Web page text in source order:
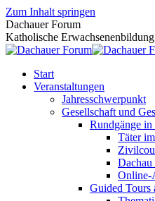
Zum Inhalt springen
Dachauer Forum
Katholische
Start
Veranstaltungen
Jahresschwerpunkt
Gesellschaft und
Rundgänge
Täter
Dachau
Online-
Guided Tours